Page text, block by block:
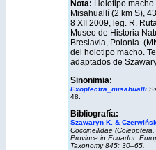
Nota: Holotipo
Misahuallí (2 km S),
8 XII 2009, leg. R.
Museo de Historia
Breslavia, Polonia.
del holotipo macho.
adaptados de
Sinonimia:
Exoplectra_misahualli
48.
Bibliografía:
Szawaryn K. &
Coccinellidae
Province in Ecuador.
Taxonomy 845: 30–65.